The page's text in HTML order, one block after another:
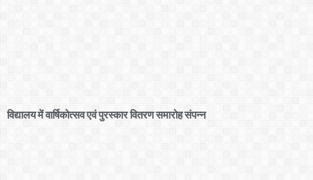
विद्यालय में वार्षिकोत्सव एवं पुरस्कार वितरण समारोह संपन्न